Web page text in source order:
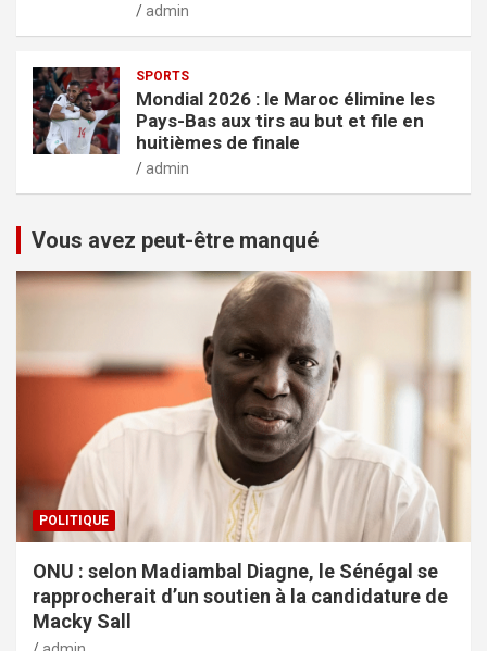
admin
SPORTS
Mondial 2026 : le Maroc élimine les
Pays-Bas aux tirs au but et file en
huitièmes de finale
admin
Vous avez peut-être manqué
POLITIQUE
ONU : selon Madiambal Diagne, le Sénégal se
rapprocherait d’un soutien à la candidature de
Macky Sall